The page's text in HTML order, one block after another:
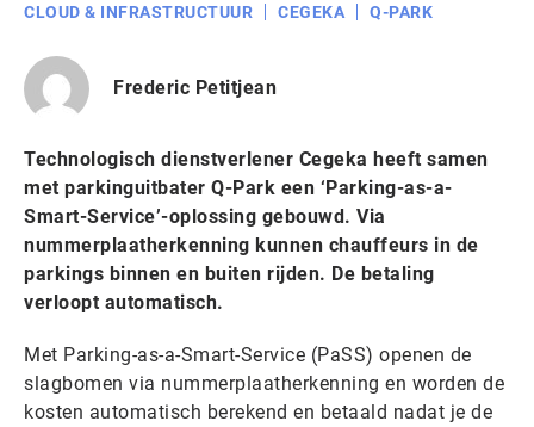
CLOUD & INFRASTRUCTUUR
CEGEKA Q-PARK
Frederic Petitjean
Technologisch dienstverlener Cegeka heeft samen
met parkinguitbater Q-Park een ‘Parking-as-a-
Smart-Service’-oplossing gebouwd. Via
nummerplaatherkenning kunnen chauffeurs in de
parkings binnen en buiten rijden. De betaling
verloopt automatisch.
Met Parking-as-a-Smart-Service (PaSS) openen de
slagbomen via nummerplaatherkenning en worden de
kosten automatisch berekend en betaald nadat je de